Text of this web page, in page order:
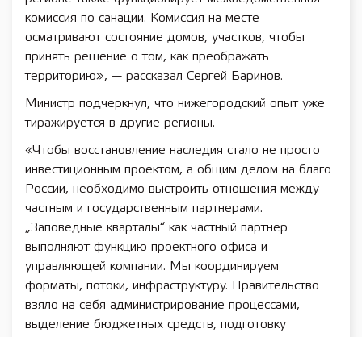
комиссия по санации. Комиссия на месте
осматривают состояние домов, участков, чтобы
принять решение о том, как преображать
территорию», — рассказал Сергей Баринов.
Министр подчеркнул, что нижегородский опыт уже
тиражируется в другие регионы.
«Чтобы восстановление наследия стало не просто
инвестиционным проектом, а общим делом на благо
России, необходимо выстроить отношения между
частным и государственным партнерами.
„Заповедные кварталы“ как частный партнер
выполняют функцию проектного офиса и
управляющей компании. Мы координируем
форматы, потоки, инфраструктуру. Правительство
взяло на себя администрирование процессами,
выделение бюджетных средств, подготовку